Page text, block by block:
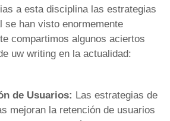
a esta disciplina las estrategias
se han visto enormemente
compartimos algunos aciertos
uw writing en la actualidad:
de Usuarios: Las estrategias de
mejoran la retención de usuarios